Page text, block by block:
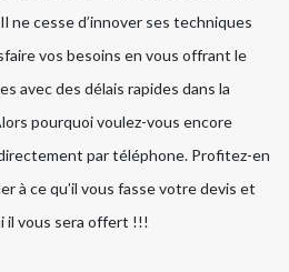
ne cesse d’innover ses techniques
vos besoins en vous offrant le
avec des délais rapides dans la
pourquoi voulez-vous encore
par téléphone. Profitez-en
à ce qu’il vous fasse votre devis et
il vous sera offert !!!